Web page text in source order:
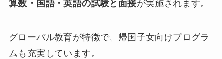
算数・国語・英語の試験と面接が実施されます。
グローバル教育が特徴で、帰国子女向けプログラ
ムも充実しています。